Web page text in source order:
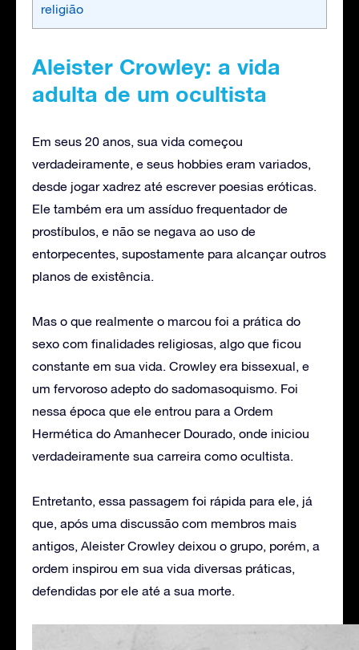
religião
Aleister Crowley: a vida
adulta de um ocultista
Em seus 20 anos, sua vida começou
verdadeiramente, e seus hobbies eram variados,
desde jogar xadrez até escrever poesias eróticas.
Ele também era um assíduo frequentador de
prostíbulos, e não se negava ao uso de
entorpecentes, supostamente para alcançar outros
planos de existência.
Mas o que realmente o marcou foi a prática do
sexo com finalidades religiosas, algo que ficou
constante em sua vida. Crowley era bissexual, e
um fervoroso adepto do sadomasoquismo. Foi
nessa época que ele entrou para a Ordem
Hermética do Amanhecer Dourado, onde iniciou
verdadeiramente sua carreira como ocultista.
Entretanto, essa passagem foi rápida para ele, já
que, após uma discussão com membros mais
antigos, Aleister Crowley deixou o grupo, porém, a
ordem inspirou em sua vida diversas práticas,
defendidas por ele até a sua morte.